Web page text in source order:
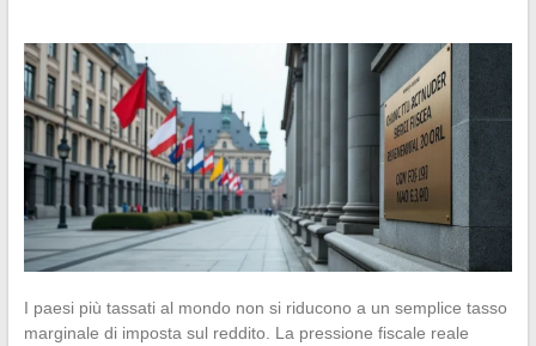
I paesi più tassati al mondo non si riducono a un semplice tasso
marginale di imposta sul reddito. La pressione fiscale reale